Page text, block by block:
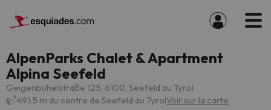
AlpenParks Chalet & Apartment
Alpina Seefeld
Geigenbühelstraße 125, 6100, Seefeld au Tyrol
491.5 m du centre de Seefeld au TyrolVoir sur la carte